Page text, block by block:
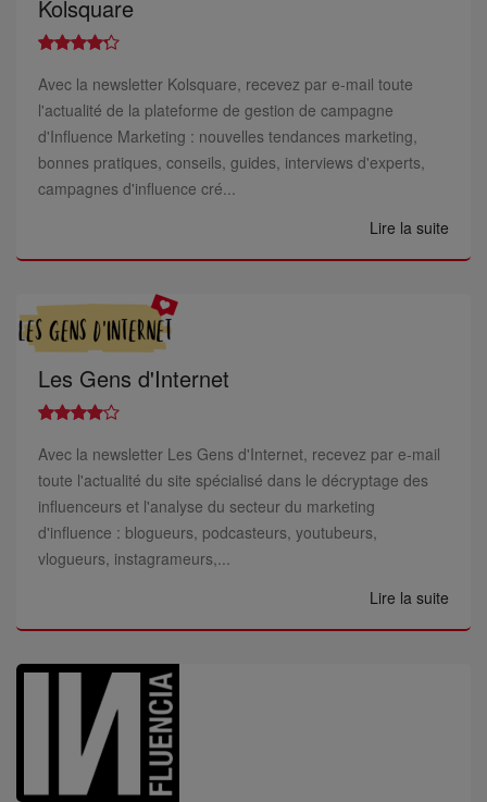
Kolsquare
Avec la newsletter Kolsquare, recevez par e-mail toute
l'actualité de la plateforme de gestion de campagne
d'Influence Marketing : nouvelles tendances marketing,
bonnes pratiques, conseils, guides, interviews d'experts,
campagnes d'influence cré...
Lire la suite
Les Gens d'Internet
Avec la newsletter Les Gens d'Internet, recevez par e-mail
toute l'actualité du site spécialisé dans le décryptage des
influenceurs et l'analyse du secteur du marketing
d'influence : blogueurs, podcasteurs, youtubeurs,
vlogueurs, instagrameurs,...
Lire la suite